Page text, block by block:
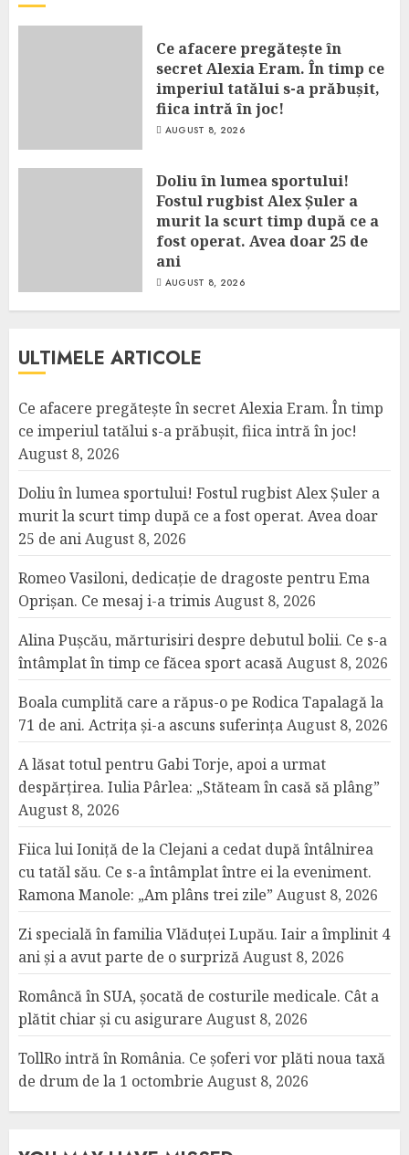
Ce afacere pregătește în
secret Alexia Eram. În timp ce
imperiul tatălui s-a prăbușit,
fiica intră în joc!
AUGUST 8, 2026
Doliu în lumea sportului!
Fostul rugbist Alex Șuler a
murit la scurt timp după ce a
fost operat. Avea doar 25 de
ani
AUGUST 8, 2026
ULTIMELE ARTICOLE
Ce afacere pregătește în secret Alexia Eram. În timp
ce imperiul tatălui s-a prăbușit, fiica intră în joc!
August 8, 2026
Doliu în lumea sportului! Fostul rugbist Alex Șuler a
murit la scurt timp după ce a fost operat. Avea doar
25 de aniAugust 8, 2026
Romeo Vasiloni, dedicație de dragoste pentru Ema
Oprișan. Ce mesaj i-a trimis August 8, 2026
Alina Pușcău, mărturisiri despre debutul bolii. Ce s-a
întâmplat în timp ce făcea sport acasăAugust 8, 2026
Boala cumplită care a răpus-o pe Rodica Tapalagă la
71 de ani. Actrița și-a ascuns suferințaAugust 8, 2026
A lăsat totul pentru Gabi Torje, apoi a urmat
despărțirea. Iulia Pârlea: „Stăteam în casă să plâng”
August 8, 2026
Fiica lui Ioniță de la Clejani a cedat după întâlnirea
cu tatăl său. Ce s-a întâmplat între ei la eveniment.
Ramona Manole: „Am plâns trei zile” August 8, 2026
Zi specială în familia Vlăduței Lupău. Iair a împlinit 4
ani și a avut parte de o surprizăAugust 8, 2026
Româncă în SUA, șocată de costurile medicale. Cât a
plătit chiar și cu asigurare August 8, 2026
TollRo intră în România. Ce șoferi vor plăti noua taxă
de drum de la 1 octombrie August 8, 2026